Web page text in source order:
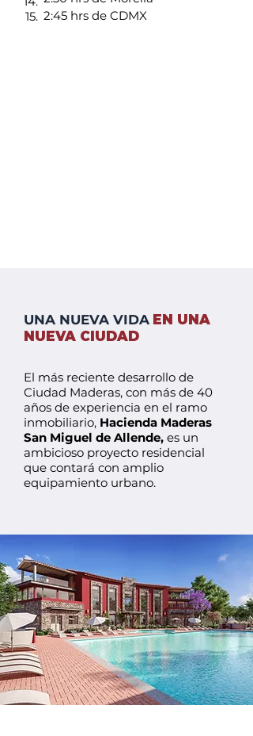
15. 2:45 hrs de CDMX
UNA NUEVA VIDA EN UNA
NUEVA CIUDAD
El más reciente desarrollo de
Ciudad Maderas, con más de 40
años de experiencia en el ramo
inmobiliario, Hacienda Maderas
San Miguel de Allende, es un
ambicioso proyecto residencial
que contará con amplio
equipamiento urbano.